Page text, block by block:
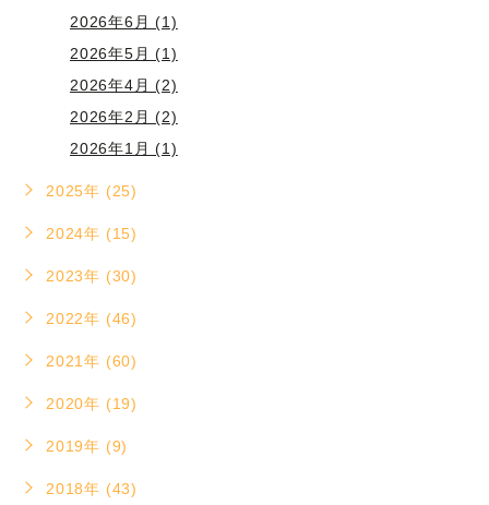
2026年6月 (1)
2026年5月 (1)
2026年4月 (2)
2026年2月 (2)
2026年1月 (1)
2025年 (25)
2024年 (15)
2023年 (30)
2022年 (46)
2021年 (60)
2020年 (19)
2019年 (9)
2018年 (43)